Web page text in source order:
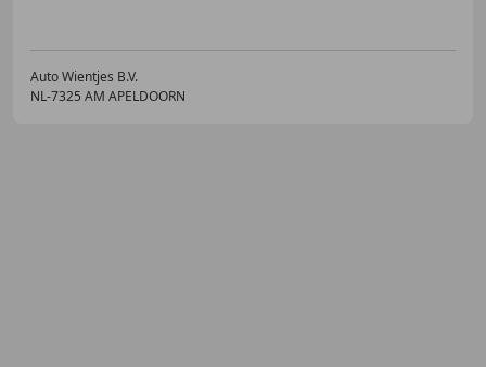
Auto Wientjes B.V.
NL-7325 AM APELDOORN